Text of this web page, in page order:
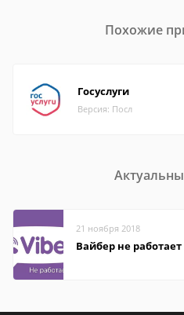
Похожие
Госуслуги
Версия: Посл
21 ноября 2018
Вайбер не работает